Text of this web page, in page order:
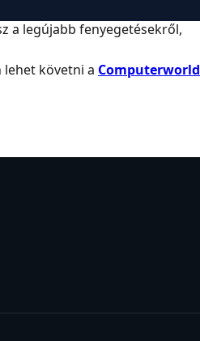
a legújabb fenyegetésekről,
lehet követni a Computerworld